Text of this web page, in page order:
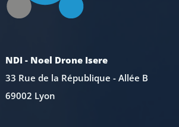
NDI - Noel Drone Isere
33 Rue de la République - Allée B
69002 Lyon